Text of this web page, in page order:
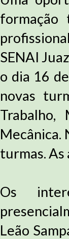
formação
SENAI
o dia 16
novas
Mecânica.
turmas. As
Os
Leão